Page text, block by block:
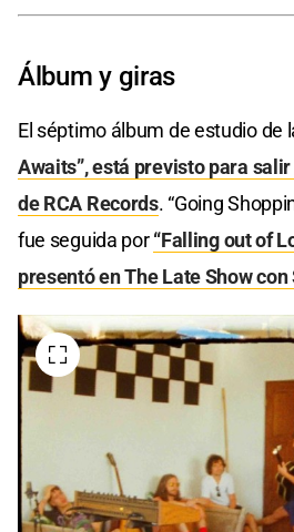
Álbum y giras
El séptimo álbum de estudio de
Awaits”, está previsto para
de RCA Records. “Going
fue seguida por“Falling out of
presentó en The Late Show